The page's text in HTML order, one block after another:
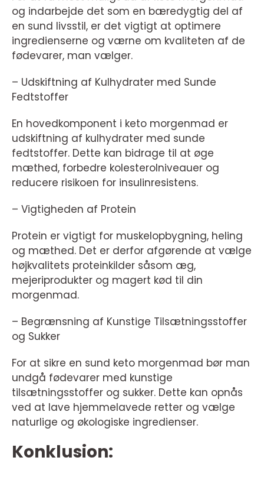
og indarbejde det som en bæredygtig del af
en sund livsstil, er det vigtigt at optimere
ingredienserne og værne om kvaliteten af de
fødevarer, man vælger.
– Udskiftning af Kulhydrater med Sunde
Fedtstoffer
En hovedkomponent i keto morgenmad er
udskiftning af kulhydrater med sunde
fedtstoffer. Dette kan bidrage til at øge
mæthed, forbedre kolesterolniveauer og
reducere risikoen for insulinresistens.
– Vigtigheden af Protein
Protein er vigtigt for muskelopbygning, heling
og mæthed. Det er derfor afgørende at vælge
højkvalitets proteinkilder såsom æg,
mejeriprodukter og magert kød til din
morgenmad.
– Begrænsning af Kunstige Tilsætningsstoffer
og Sukker
For at sikre en sund keto morgenmad bør man
undgå fødevarer med kunstige
tilsætningsstoffer og sukker. Dette kan opnås
ved at lave hjemmelavede retter og vælge
naturlige og økologiske ingredienser.
Konklusion: